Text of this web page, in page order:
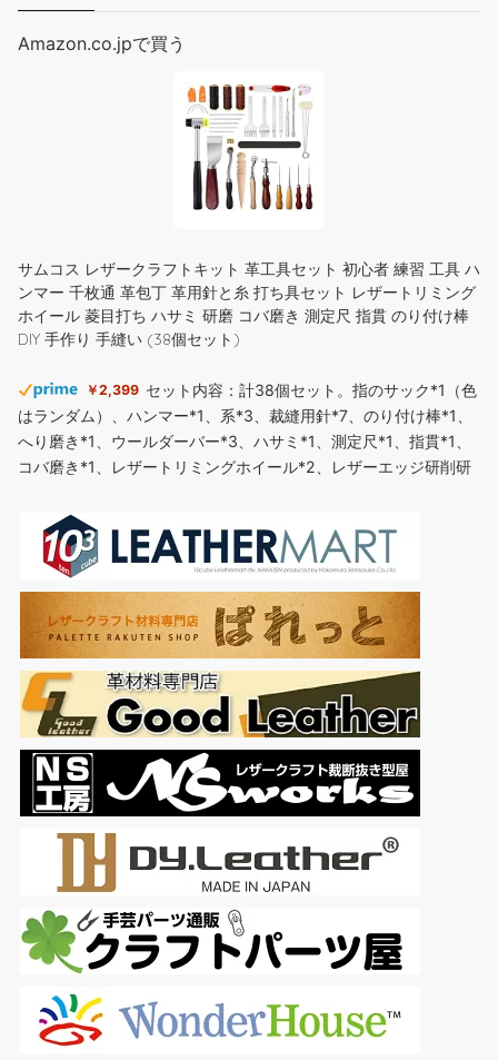
Amazon.co.jpで買う
サムコス レザークラフトキット 革工具セット 初心者 練習 工具 ハ
ンマー 千枚通 革包丁 革用針と糸 打ち具セット レザートリミング
ホイール 菱目打ち ハサミ 研磨 コバ磨き 測定尺 指貫 のり付け棒
DIY 手作り 手縫い (38個セット)
￥2,399 セット内容：計38個セット。指のサック*1（色
はランダム）、ハンマー*1、系*3、裁縫用針*7、のり付け棒*1、
へり磨き*1、ウールダーバー*3、ハサミ*1、測定尺*1、指貫*1、
コバ磨き*1、レザートリミングホイール*2、レザーエッジ研削研
*2、ストレートヘッド千枚通し*2、レザークラフト用直刃*1。 3
色の糸：糸*3（ブラック、茶、コーヒー、）丈夫で切れにくく、
スムーズな縫い心地。 多種類の革縫い針：サイズと形状がそれそ
れ違う針...もっと読む (2026年8月9日 13:02 GMT +09:00 時点 -詳細はこ
ちら
Amazon.co.jpで買う
【PDFダウンロード付き】30分からできるレザークラフト入門
はじめての手づくり革小物
只今、カスタマーの評価を取得しています。